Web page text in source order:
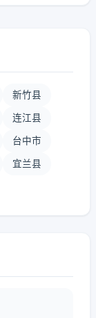
新竹县
连江县
台中市
宜兰县